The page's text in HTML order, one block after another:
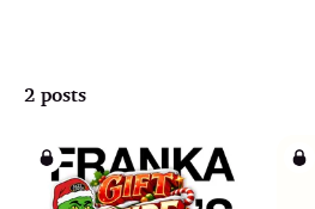
2 posts